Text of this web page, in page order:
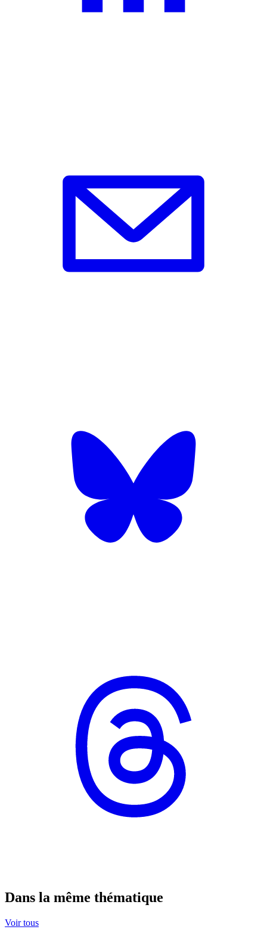
Dans la même thématique
Voir tous